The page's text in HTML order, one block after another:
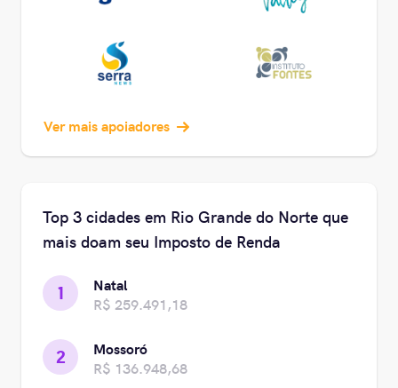
Ver mais apoiadores
Top 3 cidades em Rio Grande do Norte que
mais doam seu Imposto de Renda
1
Natal
R$ 259.491,18
2
Mossoró
R$ 136.948,68